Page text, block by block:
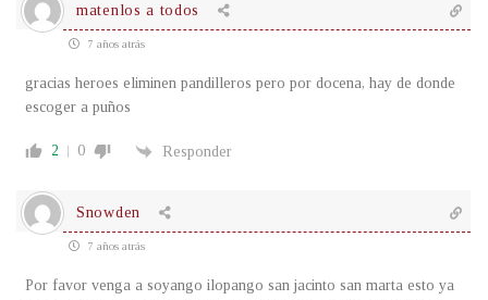
matenlos a todos
7 años atrás
gracias heroes eliminen pandilleros pero por docena, hay de donde
escoger a puños
2 0 Responder
Snowden
7 años atrás
Por favor venga a soyango ilopango san jacinto san marta esto ya